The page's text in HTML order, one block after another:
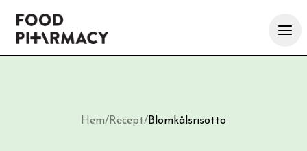
Hem/Recept/Blomkålsrisotto